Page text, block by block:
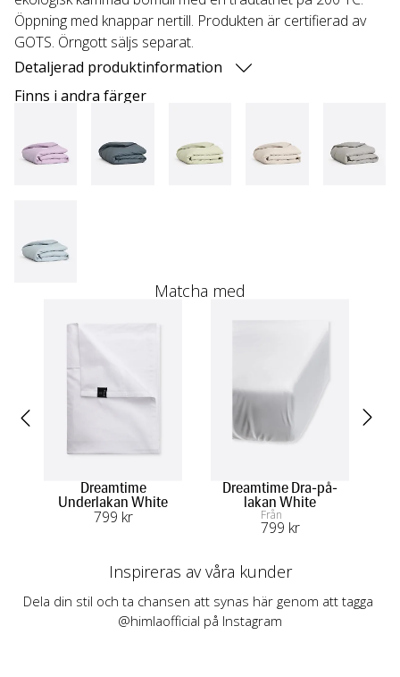
Öppning med knappar nertill. Produkten är certifierad av
GOTS. Örngott säljs separat.
Detaljerad produktinformation
Finns i andra färger
Matcha med
Dreamtime
Underlakan White
799 kr
Dreamtime Dra-på-
lakan White
Från
799 kr
Inspireras av våra kunder
Dela din stil och ta chansen att synas här genom att tagga
@himlaofficial på Instagram